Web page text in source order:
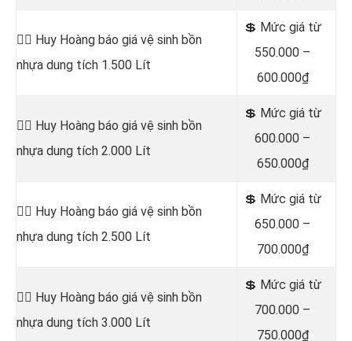
👷‍♂️ Huy Hoàng báo giá vệ sinh bồn
nhựa dung tích 1.500 Lít
💲 Mức giá từ
550.000 –
600.000₫
👷‍♂️ Huy Hoàng báo giá vệ sinh bồn
nhựa dung tích 2.000 Lít
💲 Mức giá từ
600.000 –
650.000₫
👷‍♂️ Huy Hoàng báo giá vệ sinh bồn
nhựa dung tích 2.500 Lít
💲 Mức giá từ
650.000 –
700.000₫
👷‍♂️ Huy Hoàng báo giá vệ sinh bồn
nhựa dung tích 3.000 Lít
💲 Mức giá từ
700.000 –
750.000₫